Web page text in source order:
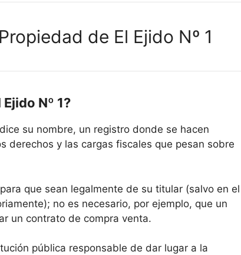
de El Ejido Nº 1
Nº 1?
su nombre, un registro donde se hacen
derechos y las cargas fiscales que pesan sobre
que sean legalmente de su titular (salvo en el
no es necesario, por ejemplo, que un
un contrato de compra venta.
pública responsable de dar lugar a la